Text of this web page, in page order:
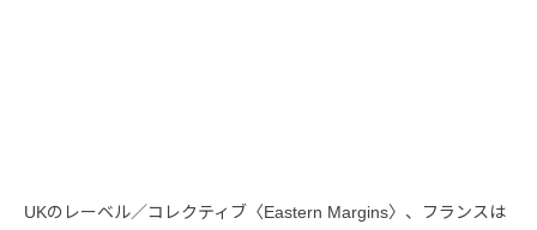
UKのレーベル／コレクティブ〈Eastern Margins〉、フランスは